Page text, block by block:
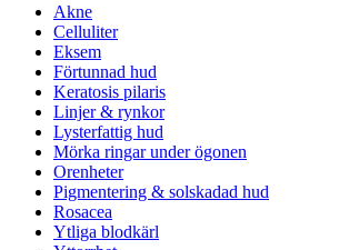
Akne
Celluliter
Eksem
Förtunnad hud
Keratosis pilaris
Linjer & rynkor
Lysterfattig hud
Mörka ringar under ögonen
Orenheter
Pigmentering & solskadad hud
Rosacea
Ytliga blodkärl